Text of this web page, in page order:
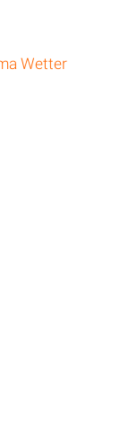
Wetter